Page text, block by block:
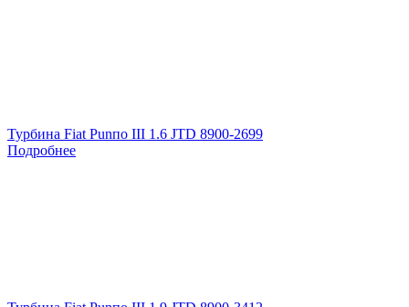
Турбина Fiat Punпо III 1.6 JTD 8900-2699
Подробнее